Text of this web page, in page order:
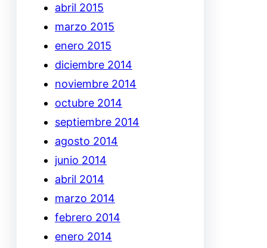
abril 2015
marzo 2015
enero 2015
diciembre 2014
noviembre 2014
octubre 2014
septiembre 2014
agosto 2014
junio 2014
abril 2014
marzo 2014
febrero 2014
enero 2014